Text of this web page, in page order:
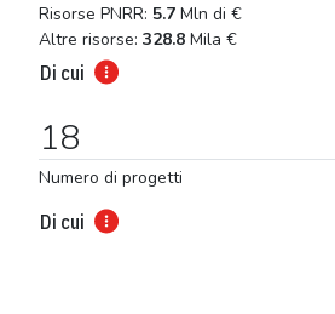
Risorse PNRR: 5.7 Mln di €
Altre risorse: 328.8 Mila €
Di cui
18
Numero di progetti
Di cui